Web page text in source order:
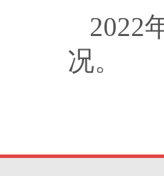
2022
况。